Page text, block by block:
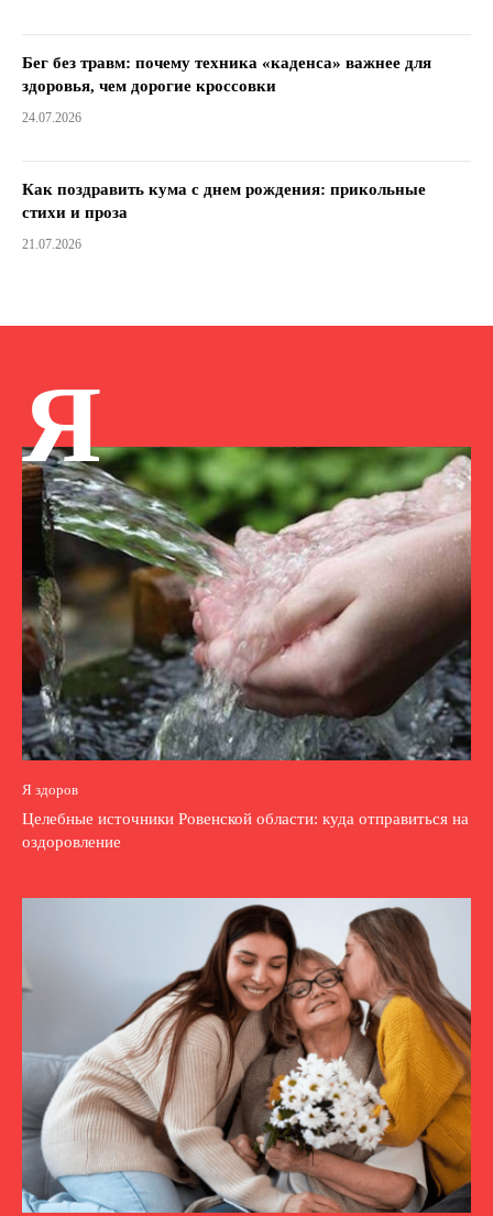
Бег без травм: почему техника «каденса» важнее для
здоровья, чем дорогие кроссовки
24.07.2026
Как поздравить кума с днем ​​рождения: прикольные
стихи и проза
21.07.2026
Я
Я здоров
Целебные источники Ровенской области: куда отправиться на
оздоровление